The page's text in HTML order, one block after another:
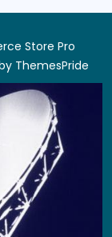
Store Pro
ThemesPride